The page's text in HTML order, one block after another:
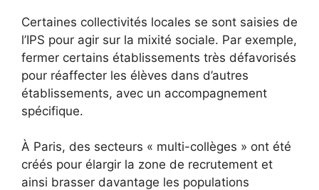
Certaines collectivités locales se sont saisies de
l’IPS pour agir sur la mixité sociale. Par exemple,
fermer certains établissements très défavorisés
pour réaffecter les élèves dans d’autres
établissements, avec un accompagnement
spécifique.
À Paris, des secteurs « multi-collèges » ont été
créés pour élargir la zone de recrutement et
ainsi brasser davantage les populations